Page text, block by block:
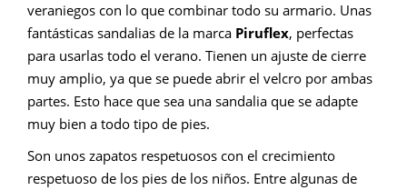
veraniegos con lo que combinar todo su armario. Unas
fantásticas sandalias de la marca Piruflex, perfectas
para usarlas todo el verano. Tienen un ajuste de cierre
muy amplio, ya que se puede abrir el velcro por ambas
partes. Esto hace que sea una sandalia que se adapte
muy bien a todo tipo de pies.
Son unos zapatos respetuosos con el crecimiento
respetuoso de los pies de los niños. Entre algunas de